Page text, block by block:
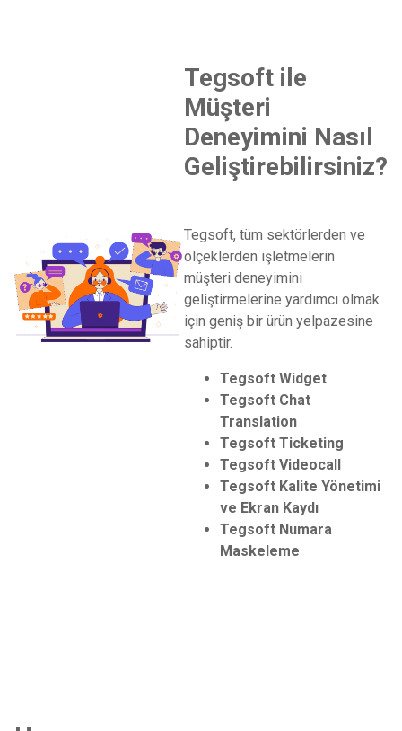
Tegsoft ile
Müşteri
Deneyimini Nasıl
Geliştirebilirsiniz?
Tegsoft, tüm sektörlerden ve
ölçeklerden işletmelerin
müşteri deneyimini
geliştirmelerine yardımcı olmak
için geniş bir ürün yelpazesine
sahiptir.
Tegsoft Widget
Tegsoft Chat
Translation
Tegsoft Ticketing
Tegsoft Videocall
Tegsoft Kalite Yönetimi
ve Ekran Kaydı
Tegsoft Numara
Maskeleme